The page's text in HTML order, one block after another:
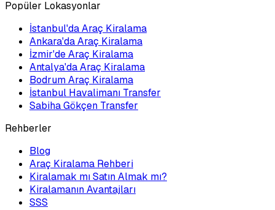
Popüler Lokasyonlar
İstanbul'da Araç Kiralama
Ankara'da Araç Kiralama
İzmir'de Araç Kiralama
Antalya'da Araç Kiralama
Bodrum Araç Kiralama
İstanbul Havalimanı Transfer
Sabiha Gökçen Transfer
Rehberler
Blog
Araç Kiralama Rehberi
Kiralamak mı Satın Almak mı?
Kiralamanın Avantajları
SSS